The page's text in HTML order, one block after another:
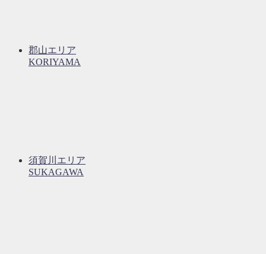
郡山エリア
KORIYAMA
須賀川エリア
SUKAGAWA